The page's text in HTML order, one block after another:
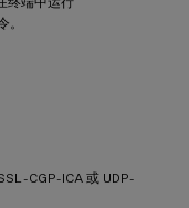
。
- CGP - ICA 或 UDP -